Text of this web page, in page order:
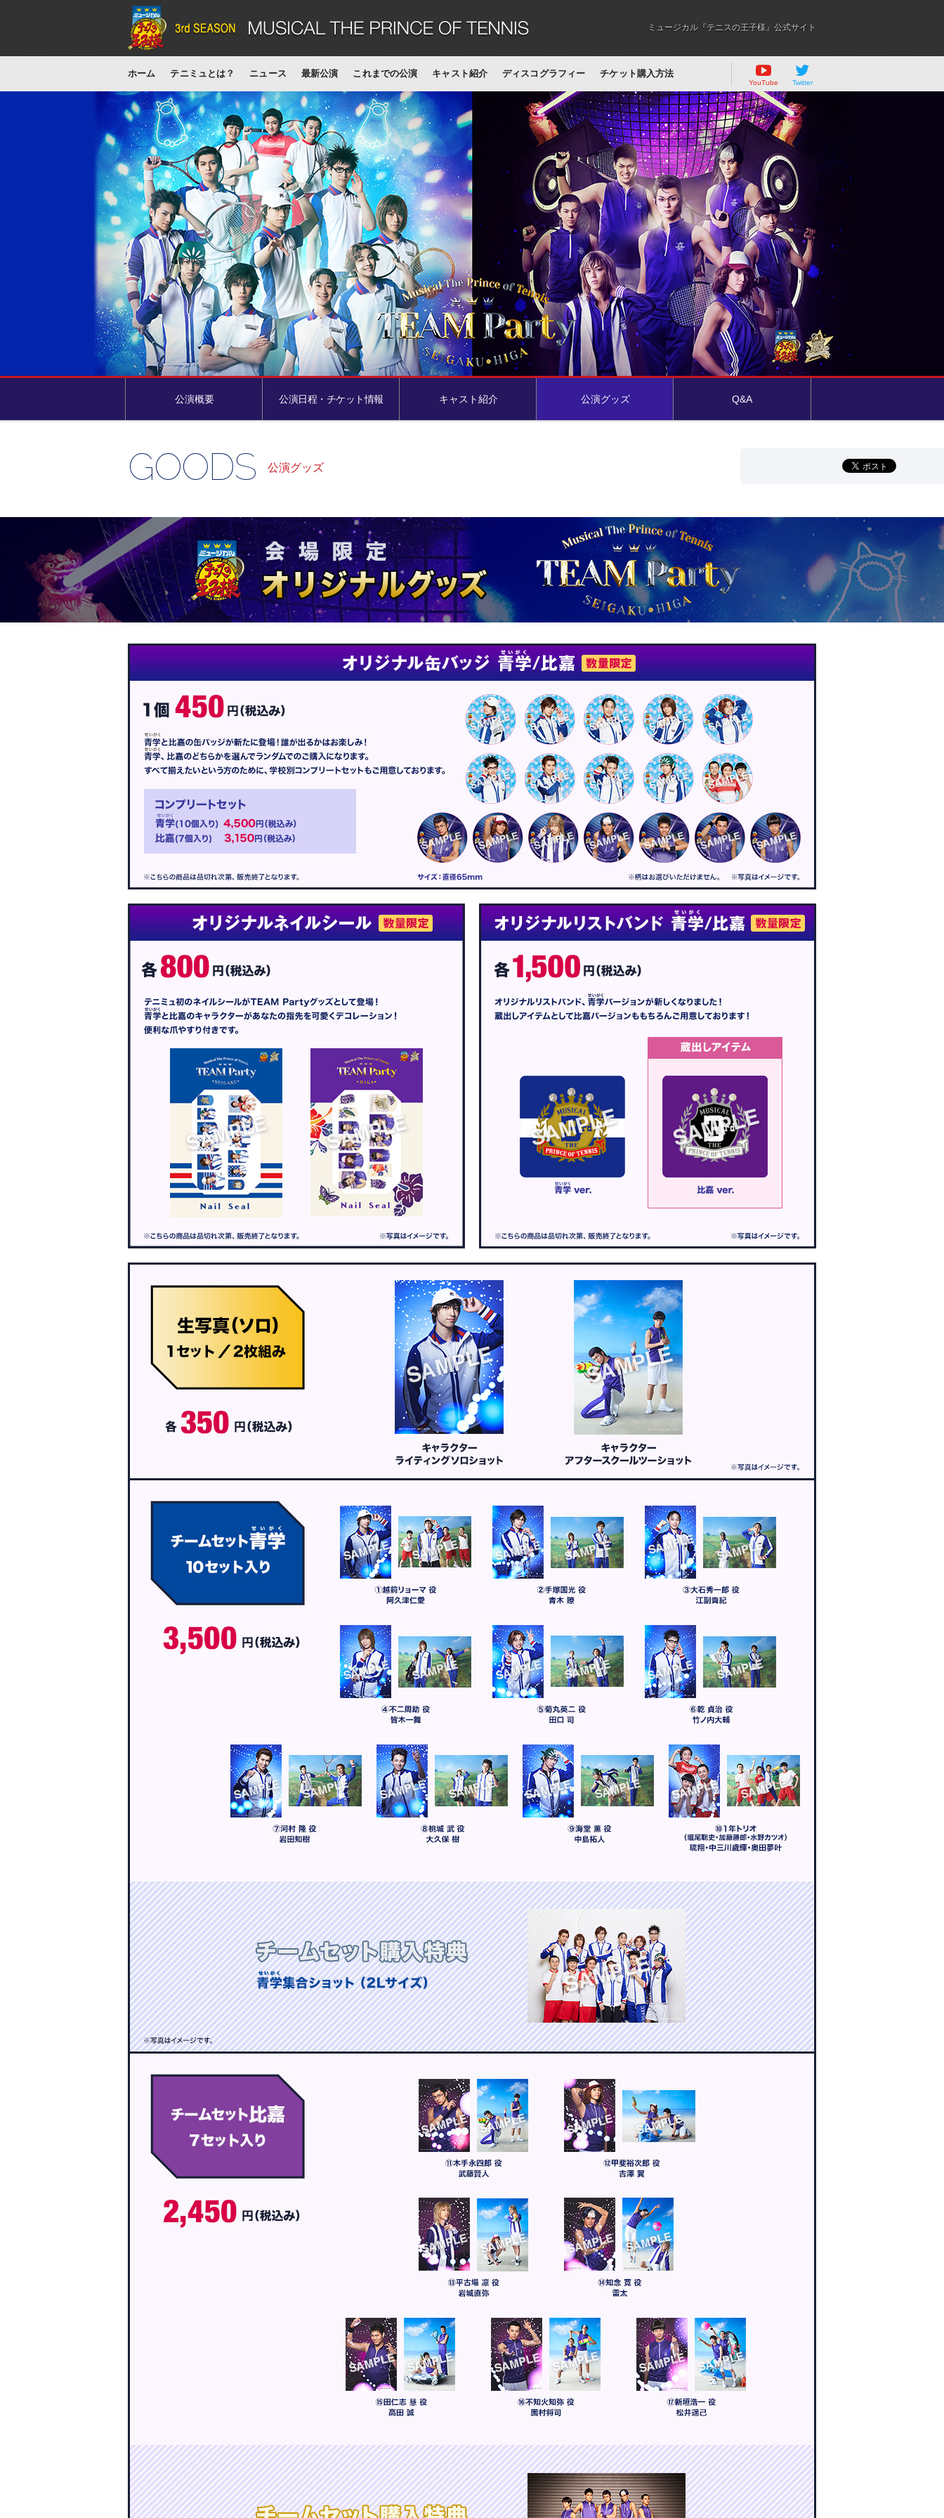
ミュージカル『テニスの王子様』公式サイト
ホーム テニミュとは？ ニュース 最新公演 これまでの公演 キャスト紹介 ディスコグラフィー チケット購入方法
YouTube Twitter
公演概要 公演日程・チケット情報 キャスト紹介 公演グッズ Q&A
GOODS 公演グッズ